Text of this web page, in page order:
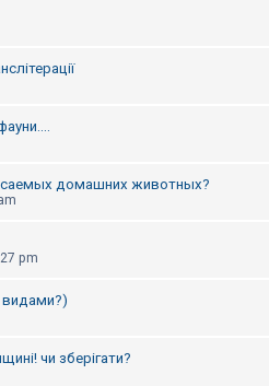
домашних животных?
pm
видами?)
чи зберігати?